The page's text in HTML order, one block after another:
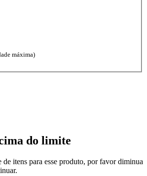
máxima)
do limite
itens para esse produto, por favor diminua